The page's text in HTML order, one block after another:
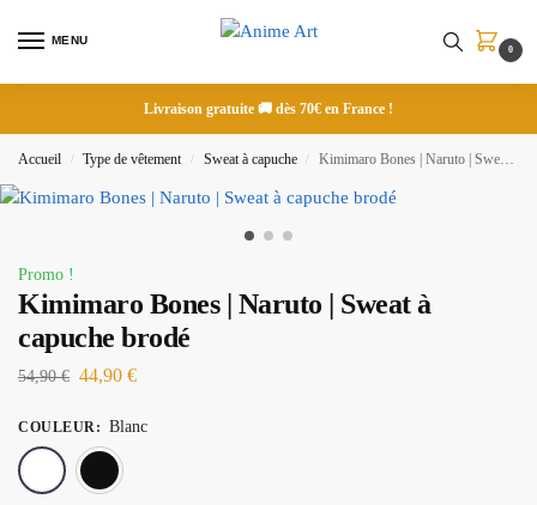
MENU
0
Livraison gratuite 🚚 dès 70€ en France !
Accueil / Type de vêtement / Sweat à capuche / Kimimaro Bones | Naruto | Sweat à capuche brodé
Promo !
Kimimaro Bones | Naruto | Sweat à
capuche brodé
54,90€ 44,90 €
COULEUR : Blanc